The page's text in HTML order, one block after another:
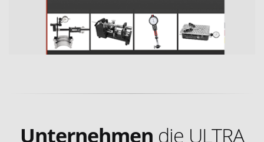
Unternehmen die ULTRA